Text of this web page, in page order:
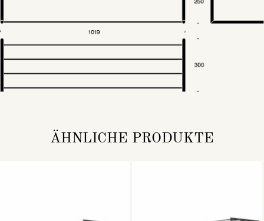
ÄHNLICHE PRODUKTE